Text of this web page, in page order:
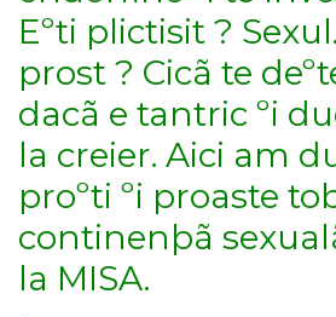
Eºti plictisit ?
prost ? Cicã te
dacã e tantric ºi
la creier. Aici am
proºti ºi proaste
continenþã
la MISA.